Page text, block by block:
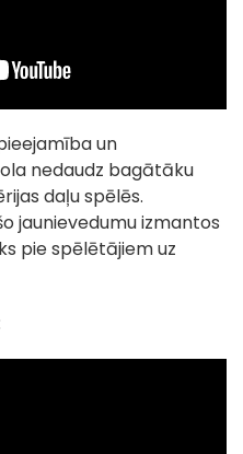
un
nedaudz bagātāku
daļu spēlēs.
jaunievedumu izmantos
pie spēlētājiem uz